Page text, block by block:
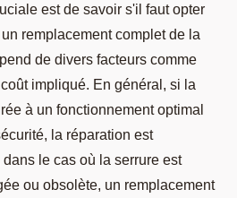
est de savoir s'il faut opter
remplacement complet de la
de divers facteurs comme
impliqué. En général, si la
à un fonctionnement optimal
la réparation est
le cas où la serrure est
ou obsolète, un remplacement